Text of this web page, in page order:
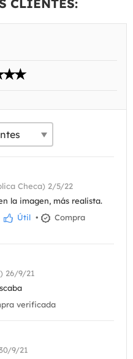
CLIENTES:
Checa) 2/5/22
la imagen, más realista.
Útil •
Compra
26/9/21
verificada
9/21